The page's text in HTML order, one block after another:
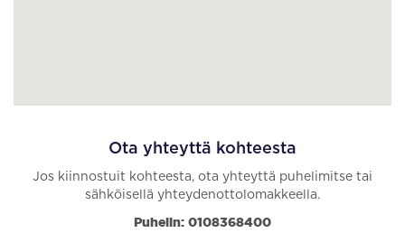
Ota yhteyttä kohteesta
Jos kiinnostuit kohteesta, ota yhteyttä puhelimitse tai
sähköisellä yhteydenottolomakkeella.
Puhelin: 0108368400